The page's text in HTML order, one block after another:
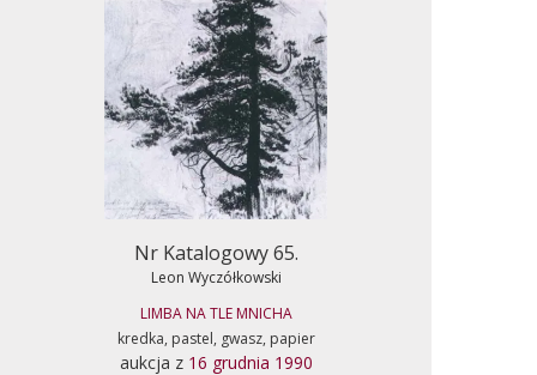
Nr Katalogowy 65.
Leon Wyczółkowski
LIMBA NA TLE MNICHA
kredka, pastel, gwasz, papier
aukcja z 16 grudnia 1990